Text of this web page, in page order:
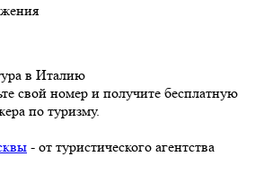
в Италию
свой номер и получите бесплатную
по туризму.
- от туристического агентства